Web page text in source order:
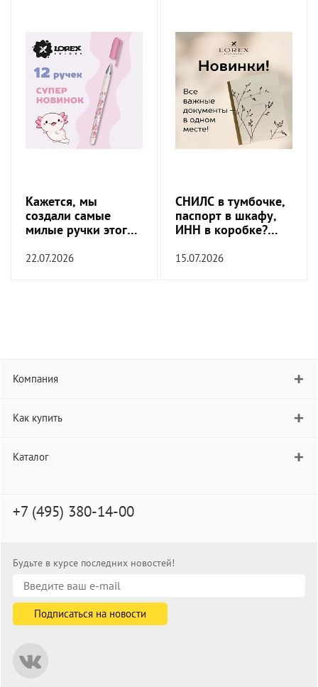
Кажется, мы
создали самые
милые ручки этого
22.07.2026
СНИЛС в тумбочке,
паспорт в шкафу,
ИНН в коробке?
прекратить!
15.07.2026
Компания
Как купить
Каталог
+7 (495) 380-14-00
Будьте в курсе последних новостей!